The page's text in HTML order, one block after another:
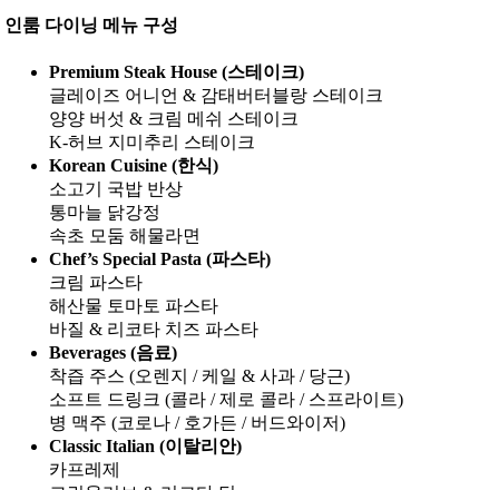
인룸 다이닝 메뉴 구성
Premium Steak House (스테이크)
글레이즈 어니언 & 감태버터블랑 스테이크
양양 버섯 & 크림 메쉬 스테이크
K-허브 지미추리 스테이크
Korean Cuisine (한식)
소고기 국밥 반상
통마늘 닭강정
속초 모둠 해물라면
Chef’s Special Pasta (파스타)
크림 파스타
해산물 토마토 파스타
바질 & 리코타 치즈 파스타
Beverages (음료)
착즙 주스 (오렌지 / 케일 & 사과 / 당근)
소프트 드링크 (콜라 / 제로 콜라 / 스프라이트)
병 맥주 (코로나 / 호가든 / 버드와이저)
Classic Italian (이탈리안)
카프레제